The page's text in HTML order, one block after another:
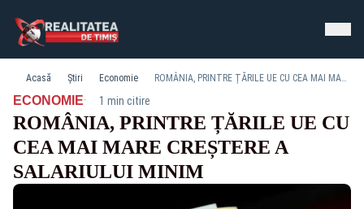
Acasă Știri Economie ROMÂNIA, PRINTRE ȚĂRILE UE CU CEA MAI MARE CREȘTERE A SALARIULUI MINIM
ECONOMIE· 1 min citire
ROMÂNIA, PRINTRE ȚĂRILE UE CU
CEA MAI MARE CREȘTERE A
SALARIULUI MINIM